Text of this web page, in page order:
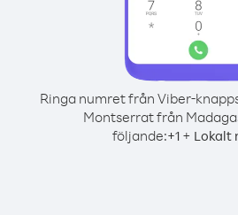
Ringa numret från Viber-
Montserrat från
följande:+1+ Lokalt